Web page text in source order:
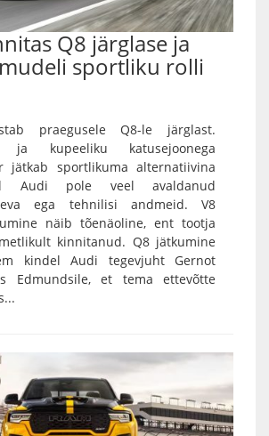
Q8 järglase ja
sportliku rolli
praegusele Q8-le järglast.
ja kupeeliku katusejoonega
jätkab sportlikuma alternatiivina
Audi pole veel avaldanud
ega tehnilisi andmeid. V8
näib tõenäoline, ent tootja
kinnitanud. Q8 jätkumine
kindel Audi tegevjuht Gernot
Edmundsile, et tema ettevõtte